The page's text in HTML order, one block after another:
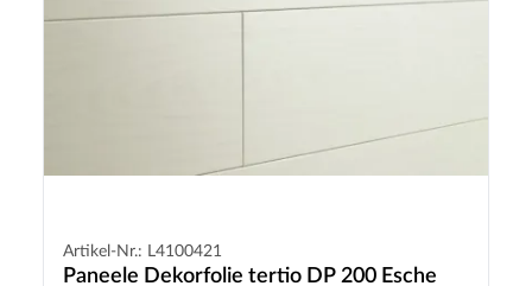
Artikel-Nr.: L4100421
Paneele Dekorfolie tertio DP 200 Esche